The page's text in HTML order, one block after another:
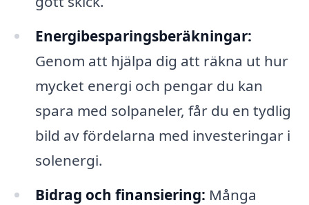
Energibesparingsberäkningar:
Genom att hjälpa dig att räkna ut hur
mycket energi och pengar du kan
spara med solpaneler, får du en tydlig
bild av fördelarna med investeringar i
solenergi.
Bidrag och finansiering: Många